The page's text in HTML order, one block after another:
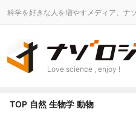
科学を好きな人を増やすメディア、ナ
Love science , enjoy !
TOP 自然 生物学 動物